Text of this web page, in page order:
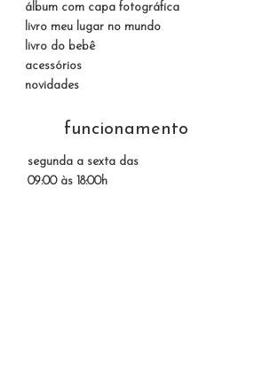
álbum com capa fotográfica
livro meu lugar no mundo
livro do bebê
acessórios
novidades
funcionamento
segunda a sexta das
09:00 às 18:00h